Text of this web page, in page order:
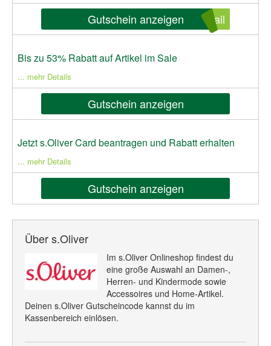
Gutschein anzeigen ail
Bis zu 53% Rabatt auf Artikel im Sale
... mehr Details
Gutschein anzeigen
Jetzt s.Oliver Card beantragen und Rabatt erhalten
... mehr Details
Gutschein anzeigen
Über s.Oliver
Im s.Oliver Onlineshop findest du
eine große Auswahl an Damen-,
Herren- und Kindermode sowie
Accessoires und Home-Artikel.
Deinen s.Oliver Gutscheincode kannst du im
Kassenbereich einlösen.